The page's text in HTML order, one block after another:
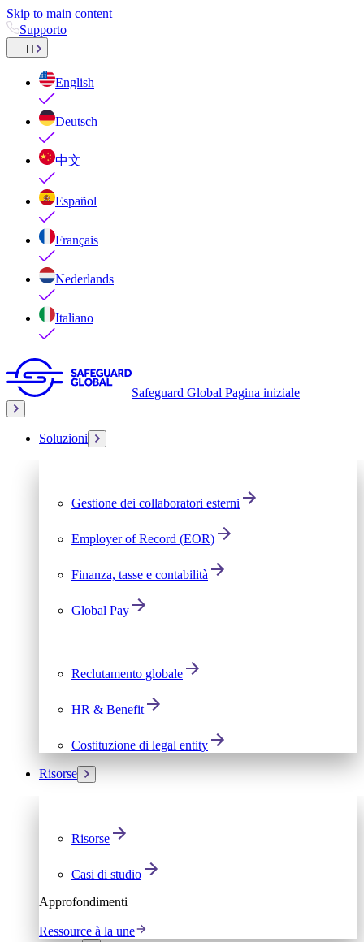
Skip to main content
Supporto
IT
English
Deutsch
中文
Español
Français
Nederlands
Italiano
Safeguard Global Pagina iniziale
Soluzioni
Gestione dei collaboratori esterni
Employer of Record (EOR)
Finanza, tasse e contabilità
Global Pay
Reclutamento globale
HR & Benefit
Costituzione di legal entity
Risorse
Risorse
Casi di studio
Approfondimenti
Ressource à la une